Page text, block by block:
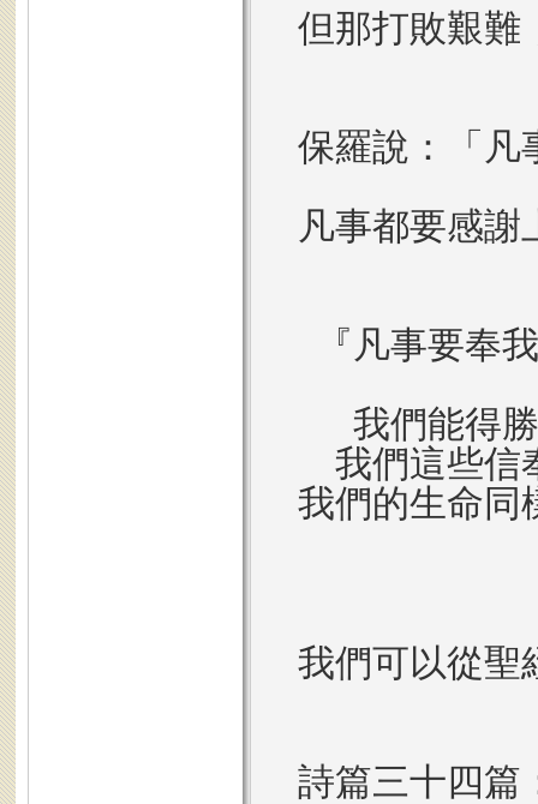
但那打敗艱難
保羅說：
「
凡事都要感謝
『凡事要奉
我們能得
我們這些信
我們的生命同
我們可以從聖
詩篇三十四篇